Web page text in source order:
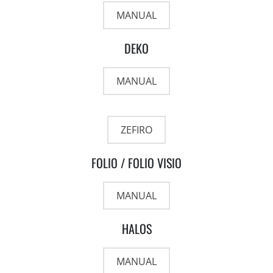
MANUAL
DEKO
MANUAL
ZEFIRO
FOLIO / FOLIO VISIO
MANUAL
HALOS
MANUAL